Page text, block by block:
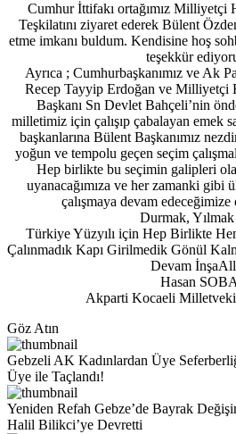
Cumhur İttifakı ortağımız Milliyetçi
Teşkilatını ziyaret ederek Bülent
etme imkanı buldum. Kendisine hoş
teşekkür
Ayrıca ; Cumhurbaşkanımız ve Ak
Recep Tayyip Erdoğan ve Milliyetçi
Başkanı Sn Devlet Bahçeli’nin
milletimiz için çalışıp çabalayan emek
başkanlarına Bülent Başkanımız
yoğun ve tempolu geçen seçim
Hep birlikte bu seçimin galipleri
uyanacağımıza ve her zamanki
çalışmaya devam edeceğimize
Durmak,
Türkiye Yüzyılı için Hep Birlikte
Çalınmadık Kapı Girilmedik Gönül
Devam
Hasan SOBA
Akparti Kocaeli
Göz Atın
Gebzeli AK Kadınlardan Üye
Üye ile Taçlandı!
Yeniden Refah Gebze’de Bayrak
Halil Bilikci’ye Devretti